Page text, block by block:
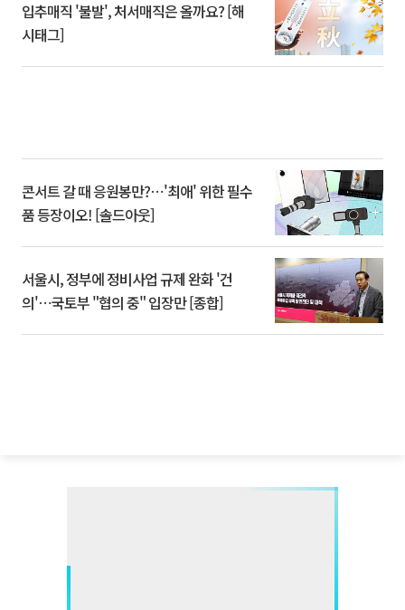
입추매직 '불발', 처서매직은 올까요? [해
시태그]
콘서트 갈 때 응원봉만?⋯'최애' 위한 필수
품 등장이오! [솔드아웃]
서울시, 정부에 정비사업 규제 완화 '건
의'⋯국토부 "협의 중" 입장만 [종합]